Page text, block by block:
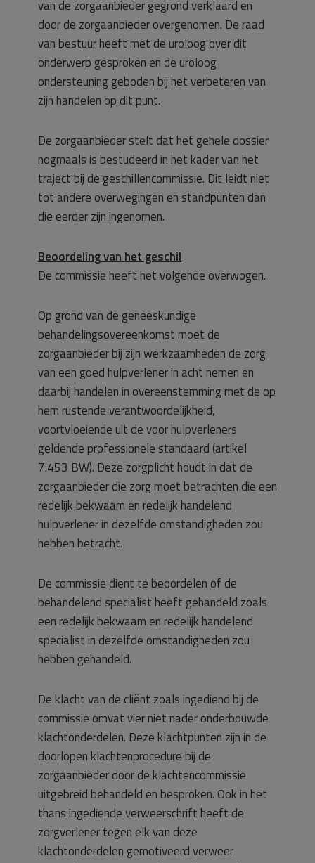
van de zorgaanbieder gegrond verklaard en
door de zorgaanbieder overgenomen. De raad
van bestuur heeft met de uroloog over dit
onderwerp gesproken en de uroloog
ondersteuning geboden bij het verbeteren van
zijn handelen op dit punt.
De zorgaanbieder stelt dat het gehele dossier
nogmaals is bestudeerd in het kader van het
traject bij de geschillencommissie. Dit leidt niet
tot andere overwegingen en standpunten dan
die eerder zijn ingenomen.
Beoordeling van het geschil
De commissie heeft het volgende overwogen.
Op grond van de geneeskundige
behandelingsovereenkomst moet de
zorgaanbieder bij zijn werkzaamheden de zorg
van een goed hulpverlener in acht nemen en
daarbij handelen in overeenstemming met de op
hem rustende verantwoordelijkheid,
voortvloeiende uit de voor hulpverleners
geldende professionele standaard (artikel
7:453 BW). Deze zorgplicht houdt in dat de
zorgaanbieder die zorg moet betrachten die een
redelijk bekwaam en redelijk handelend
hulpverlener in dezelfde omstandigheden zou
hebben betracht.
De commissie dient te beoordelen of de
behandelend specialist heeft gehandeld zoals
een redelijk bekwaam en redelijk handelend
specialist in dezelfde omstandigheden zou
hebben gehandeld.
De klacht van de cliënt zoals ingediend bij de
commissie omvat vier niet nader onderbouwde
klachtonderdelen. Deze klachtpunten zijn in de
doorlopen klachtenprocedure bij de
zorgaanbieder door de klachtencommissie
uitgebreid behandeld en besproken. Ook in het
thans ingediende verweerschrift heeft de
zorgverlener tegen elk van deze
klachtonderdelen gemotiveerd verweer